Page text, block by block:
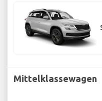
Mittelklassewagen